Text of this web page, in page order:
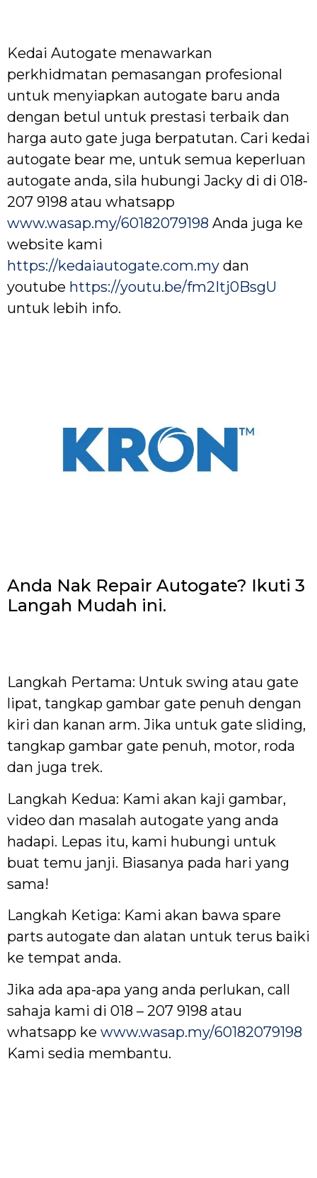
Kedai Autogate menawarkan
perkhidmatan pemasangan profesional
untuk menyiapkan autogate baru anda
dengan betul untuk prestasi terbaik dan
harga auto gate juga berpatutan. Cari kedai
autogate bear me, untuk semua keperluan
autogate anda, sila hubungi Jacky di di 018-
207 9198 atau whatsapp
www.wasap.my/60182079198 Anda juga ke
website kami
https://kedaiautogate.com.my dan
youtube https://youtu.be/fm2Itj0BsgU
untuk lebih info.
Anda Nak Repair Autogate? Ikuti 3
Langah Mudah ini.
Langkah Pertama: Untuk swing atau gate
lipat, tangkap gambar gate penuh dengan
kiri dan kanan arm. Jika untuk gate sliding,
tangkap gambar gate penuh, motor, roda
dan juga trek.
Langkah Kedua: Kami akan kaji gambar,
video dan masalah autogate yang anda
hadapi. Lepas itu, kami hubungi untuk
buat temu janji. Biasanya pada hari yang
sama!
Langkah Ketiga: Kami akan bawa spare
parts autogate dan alatan untuk terus baiki
ke tempat anda.
Jika ada apa-apa yang anda perlukan, call
sahaja kami di 018 – 207 9198 atau
whatsapp ke www.wasap.my/60182079198
Kami sedia membantu.